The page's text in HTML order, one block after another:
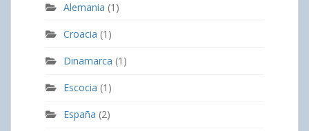
Alemania (1)
Croacia (1)
Dinamarca (1)
Escocia (1)
España (2)